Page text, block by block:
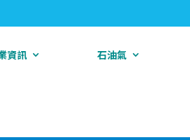
資訊 石油氣